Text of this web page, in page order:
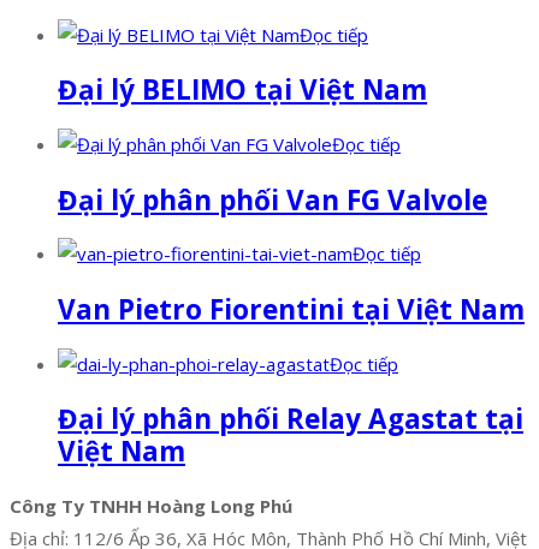
Đọc tiếp
Đại lý BELIMO tại Việt Nam
Đọc tiếp
Đại lý phân phối Van FG Valvole
Đọc tiếp
Van Pietro Fiorentini tại Việt Nam
Đọc tiếp
Đại lý phân phối Relay Agastat tại
Việt Nam
Công Ty TNHH Hoàng Long Phú
Địa chỉ: 112/6 Ấp 36, Xã Hóc Môn, Thành Phố Hồ Chí Minh, Việt